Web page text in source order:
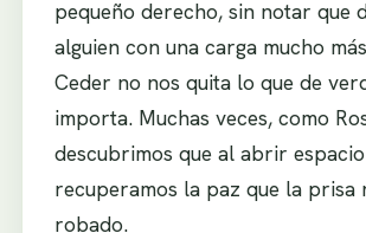
pequeño derecho, sin notar que
alguien con una carga mucho
Ceder no nos quita lo que de
importa. Muchas veces, como
descubrimos que al abrir
recuperamos la paz que la prisa
robado.